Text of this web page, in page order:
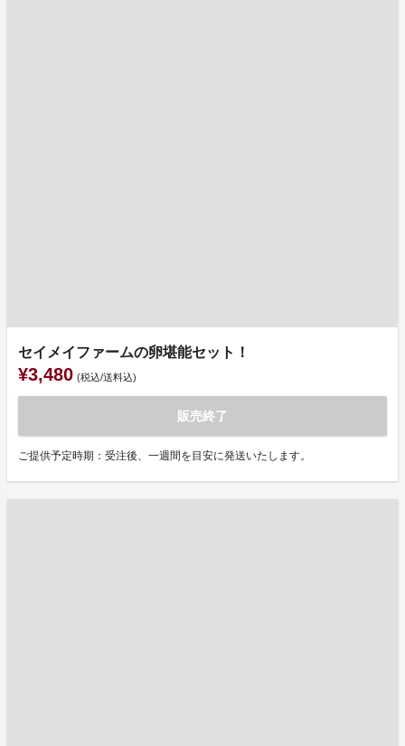
セイメイファームの卵堪能セット！
¥3,480 (税込/送料込)
販売終了
ご提供予定時期：受注後、一週間を目安に発送いたします。